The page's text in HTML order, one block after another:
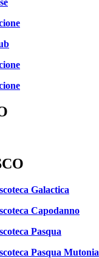
Galactica
Capodanno
Pasqua
Pasqua Mutonia